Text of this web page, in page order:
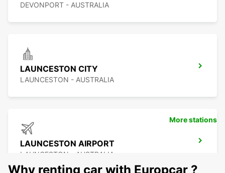
DEVONPORT - AUSTRALIA
LAUNCESTON CITY
LAUNCESTON - AUSTRALIA
LAUNCESTON AIRPORT
LAUNCESTON - AUSTRALIA
More stations
Why renting car with Europcar ?